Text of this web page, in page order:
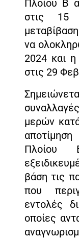
Πλοίου Β
στις 15
να
2024 και
στις 29
μερών
Πλοίου
βάση τις
που
εντολές
οποίες